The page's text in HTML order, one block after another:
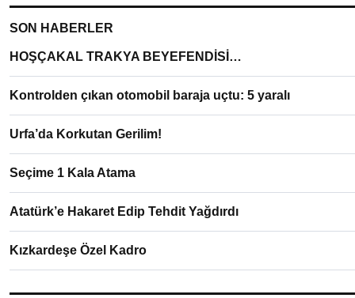
SON HABERLER
HOŞÇAKAL TRAKYA BEYEFENDİSİ…
Kontrolden çıkan otomobil baraja uçtu: 5 yaralı
Urfa’da Korkutan Gerilim!
Seçime 1 Kala Atama
Atatürk’e Hakaret Edip Tehdit Yağdırdı
Kızkardeşe Özel Kadro